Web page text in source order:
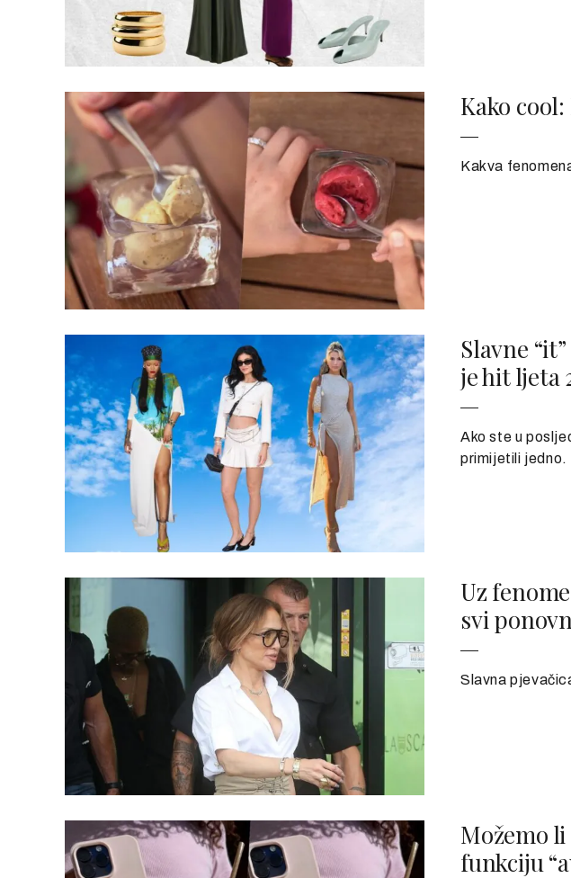
Kako
Kakva
Slavne
je hit ljeta
Ako ste u
primijetili jedno.
Uz
svi
Slavna
Možemo
funkciju